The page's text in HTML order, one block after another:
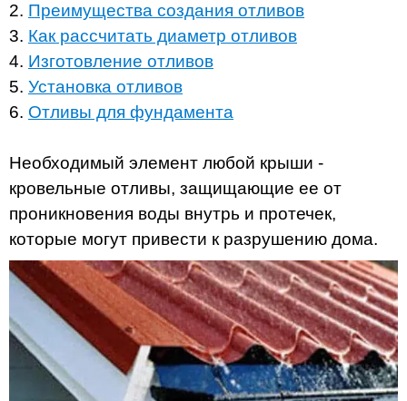
2. Преимущества создания отливов
3. Как рассчитать диаметр отливов
4. Изготовление отливов
5. Установка отливов
6. Отливы для фундамента
Необходимый элемент любой крыши -
кровельные отливы, защищающие ее от
проникновения воды внутрь и протечек,
которые могут привести к разрушению дома.